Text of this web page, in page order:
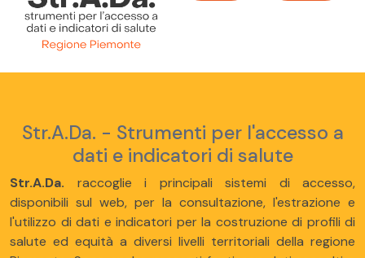
Str.A.Da. - Strumenti per l'accesso a
dati e indicatori di salute
Str.A.Da. raccoglie i principali sistemi di accesso,
disponibili sul web, per la consultazione, l'estrazione e
l'utilizzo di dati e indicatori per la costruzione di profili di
salute ed equità a diversi livelli territoriali della regione